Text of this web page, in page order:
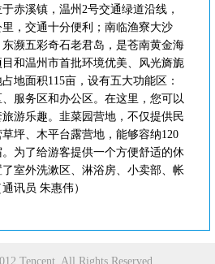
赤溪镇，温州2号交通绿道沿线，
，交通十分便利；南临渔寮大沙
濒五彩奇石老君岛，是苍南黄金海
和温州市首批环境优美、风光旖旎
地面积115亩，设有五大功能区：
服务区和办公区。在这里，您可以
游乐趣。韭菜园营地，不仅提供民
坪、木平台露营地，能够容纳120
为了给游客提供一个方便舒适的休
室外洗漱区、淋浴房、小卖部、帐
讯员 朱惠伟）
Tencent. All Rights Reserved